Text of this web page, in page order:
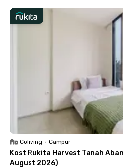
Coliving • Campur
Kost Rukita Harvest Tanah
August 2026)